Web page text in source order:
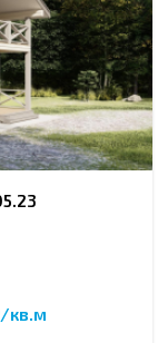
кв.м